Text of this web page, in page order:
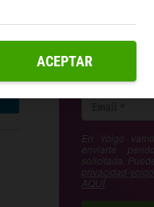
En Yoigo
enviarte
solicitada.
privacidad-
AQUÍ
ACEPTAR